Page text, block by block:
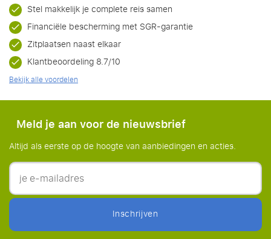
Stel makkelijk je complete reis samen
Financiële bescherming met SGR-garantie
Zitplaatsen naast elkaar
Klantbeoordeling 8.7/10
Bekijk alle voordelen
Meld je aan voor de nieuwsbrief
Altijd als eerste op de hoogte van aanbiedingen en acties.
inschrijven